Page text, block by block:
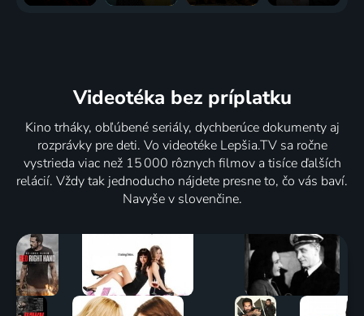
Videotéka bez príplatku
Kino trháky, obľúbené seriály, dychberúce dokumenty aj
rozprávky pre deti. Vo videotéke Lepšia.TV sa ročne
vystrieda viac než 15 000 rôznych filmov a tisíce ďalších
relácií. Vždy tak jednoducho nájdete presne to, čo vás baví.
Navyše v slovenčine.